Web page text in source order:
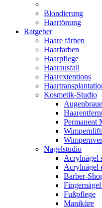
Blondierung
Haartönung
Ratgeber
Haare färben
Haarfarben
Haarpflege
Haarausfall
Haarextentions
Kosmetik-Studio
Permanent
Nagelstudio
Acrylnägel
Acrylnägel
Barber-
Fußpflege
Maniküre